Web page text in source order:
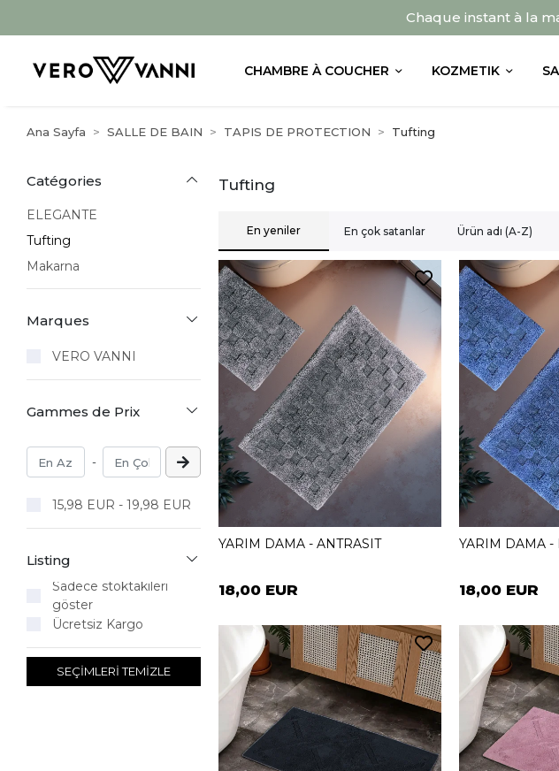
Chaque instant à la
CHAMBRE À COUCHER KOZMETIK
Ana Sayfa SALLE DE BAIN TAPIS DE PROTECTION Tufting
Catégories
ELEGANTE
Tufting
Makarna
Marques
VERO VANNI
Gammes de Prix
-
15,98 EUR - 19,98 EUR
Listing
Sadece stoktakileri
göster
Ücretsiz Kargo
SEÇİMLERİ TEMİZLE
Tufting
En yeniler En çok satanlar Ürün adı (A-Z)
YARIM DAMA - ANTRASIT
18,00 EUR
YARIM DAMA -
18,00 EUR